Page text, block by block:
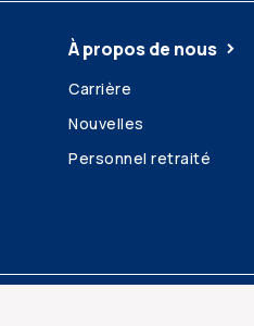
À propos de nous
Carrière
Nouvelles
Personnel retraité